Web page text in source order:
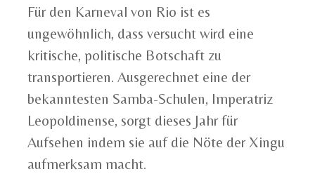
Für den Karneval von Rio ist es
ungewöhnlich, dass versucht wird eine
kritische, politische Botschaft zu
transportieren. Ausgerechnet eine der
bekanntesten Samba-Schulen, Imperatriz
Leopoldinense, sorgt dieses Jahr für
Aufsehen indem sie auf die Nöte der Xingu
aufmerksam macht.